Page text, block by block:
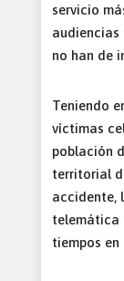
servicio
audiencias
no han de
Teniendo
víctimas
población
territorial
accidente,
telemática
tiempos